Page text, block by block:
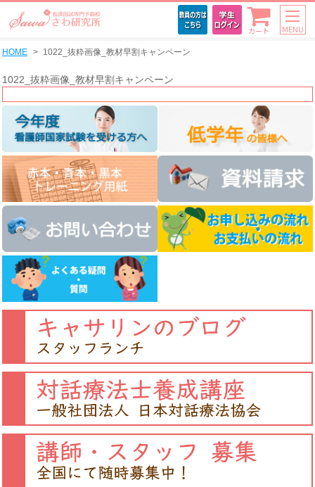
カート MENU
HOME 1022_抜粋画像_教材早割キャンペーン
1022_抜粋画像_教材早割キャンペーン